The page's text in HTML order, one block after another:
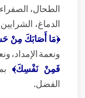
الطحال،
الدماغ،
﴿مَا أَصَابَكَ مِنْ
ونعمة الإمداد،
فَمِنْ نَفْسِكَ﴾
الفضل.